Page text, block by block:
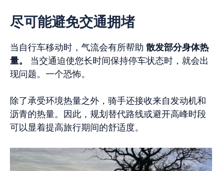
尽可能避免交通拥堵
当自行车移动时，气流会有所帮助 散发部分身体热
量。
当交通迫使您长时间保持停车状态时，就会出
现问题。一个恐怖。
除了承受环境热量之外，骑手还接收来自发动机和
沥青的热量。因此，规划替代路线或避开高峰时段
可以显着提高旅行期间的舒适度。